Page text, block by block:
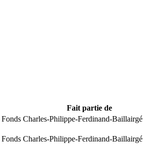
Fait partie de
Fonds Charles-Philippe-Ferdinand-Baillairgé
Fonds Charles-Philippe-Ferdinand-Baillairgé